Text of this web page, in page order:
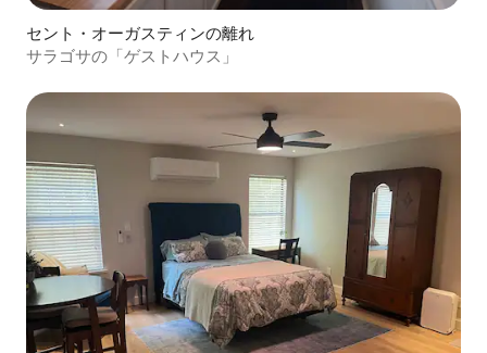
セント・オーガスティンの離れ
サラゴサの「ゲストハウス」